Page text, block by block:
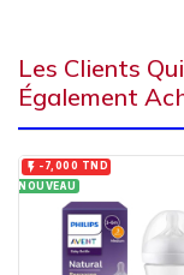
Les Clients
Également
 -7,000 TND
NOUVEAU